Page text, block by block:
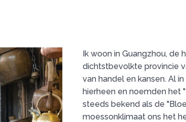
Ik woon in Guangzhou, de
dichtstbevolkte provincie
van handel en kansen. Al
hierheen en noemden het
steeds bekend als de
moessonklimaat ons het